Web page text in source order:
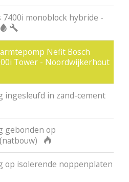
7400i monoblock hybride -
Nefit Bosch
Tower - Noordwijkerhout
ingesleufd in zand-cement
gebonden op
op isolerende noppenplaten